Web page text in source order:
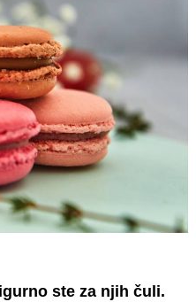
ste za njih čuli.